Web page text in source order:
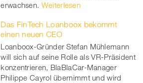
erwachsen. Weiterlesen
Das FinTech Loanboox bekommt
einen neuen CEO
Loanboox-Gründer Stefan Mühlemann
will sich auf seine Rolle als VR-Präsident
konzentrieren, BlaBlaCar-Manager
Philippe Cayrol übernimmt und wird